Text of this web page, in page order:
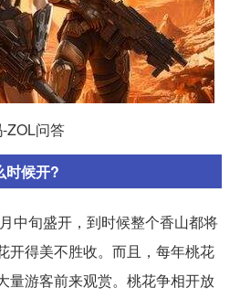
ZOL问答
时候开?
中旬盛开，到时候整个香山都将
开得美不胜收。而且，每年桃花
量游客前来观赏。桃花争相开放